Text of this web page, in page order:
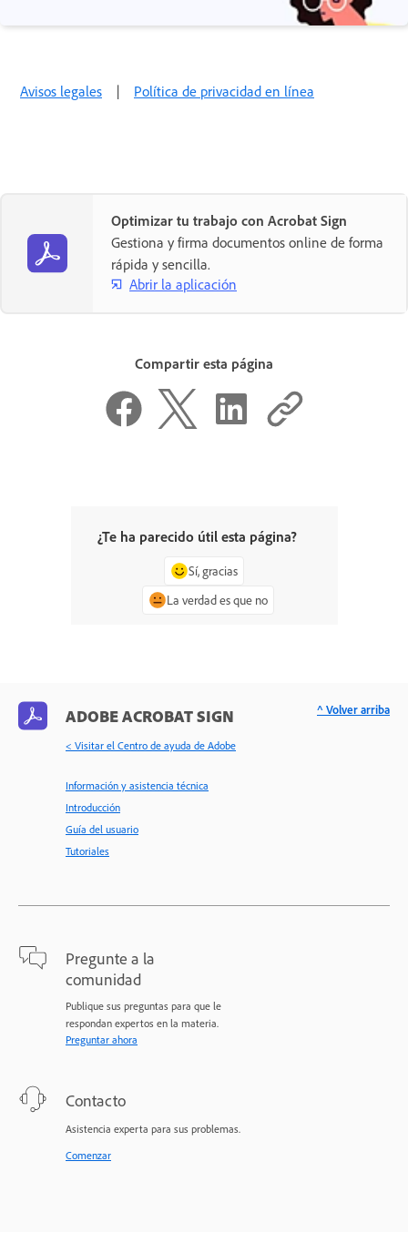
Avisos legales | Política de privacidad en línea
Optimizar tu trabajo con Acrobat Sign
Gestiona y firma documentos online de forma
rápida y sencilla.
Abrir la aplicación
Compartir esta página
¿Te ha parecido útil esta página?
Sí, gracias
La verdad es que no
ADOBE ACROBAT SIGN
< Visitar el Centro de ayuda de Adobe
Información y asistencia técnica
Introducción
Guía del usuario
Tutoriales
Pregunte a la
comunidad
Publique sus preguntas para que le
respondan expertos en la materia.
Preguntar ahora
Contacto
Asistencia experta para sus problemas.
Comenzar
^ Volver arriba